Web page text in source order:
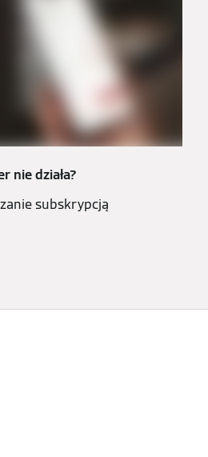
nie działa?
subskrypcją